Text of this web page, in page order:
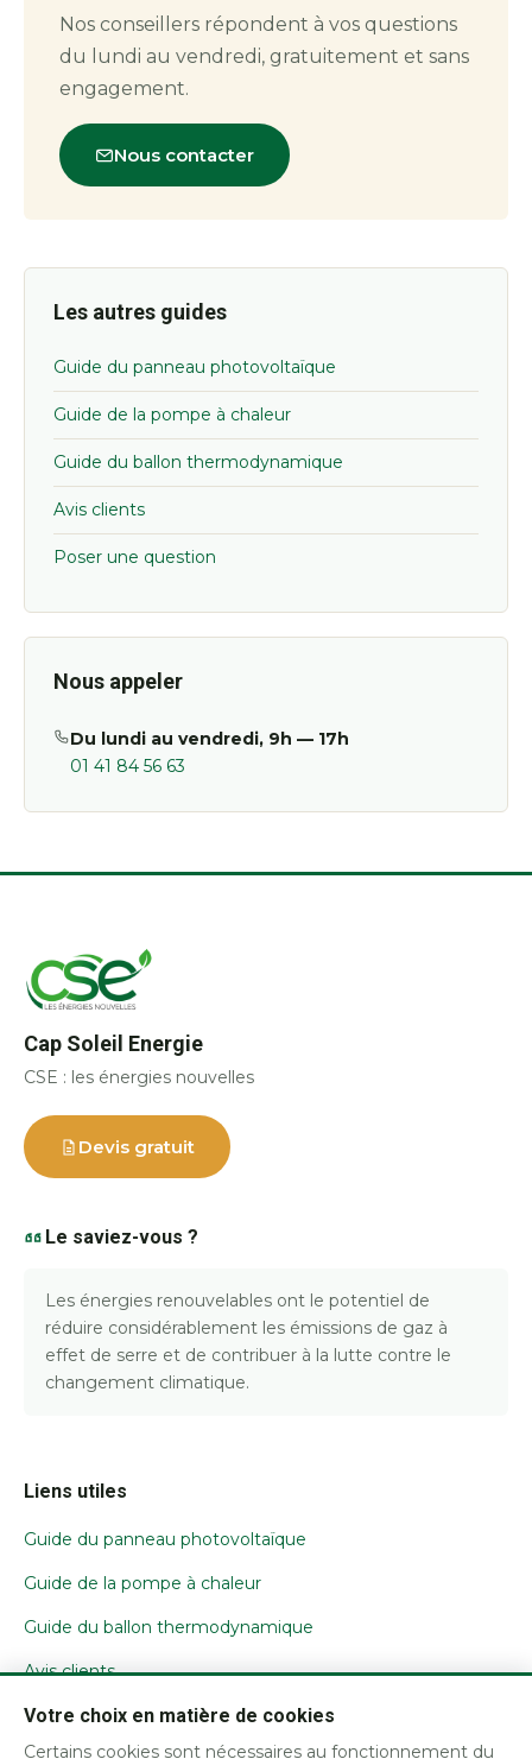
Nos conseillers répondent à vos questions
du lundi au vendredi, gratuitement et sans
engagement.
Nous contacter
Les autres guides
Guide du panneau photovoltaïque
Guide de la pompe à chaleur
Guide du ballon thermodynamique
Avis clients
Poser une question
Nous appeler
Du lundi au vendredi, 9h — 17h
01 41 84 56 63
Cap Soleil Energie
CSE : les énergies nouvelles
Devis gratuit
Le saviez-vous ?
Les énergies renouvelables ont le potentiel de
réduire considérablement les émissions de gaz à
effet de serre et de contribuer à la lutte contre le
changement climatique.
Liens utiles
Guide du panneau photovoltaïque
Guide de la pompe à chaleur
Guide du ballon thermodynamique
Avis clients
Nous contacter
Votre choix en matière de cookies
Certains cookies sont nécessaires au fonctionnement du